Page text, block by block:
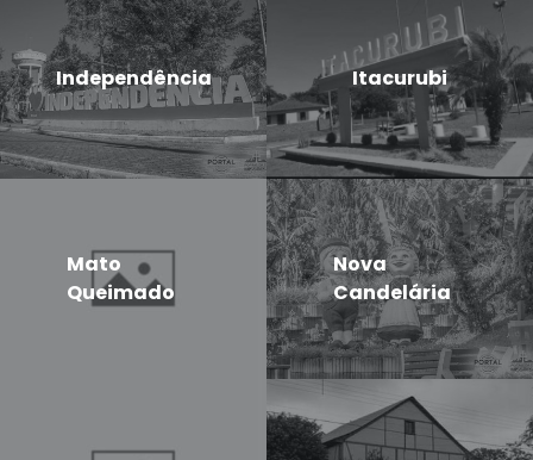
Independência Itacurubi
Mato
Queimado
Nova
Candelária